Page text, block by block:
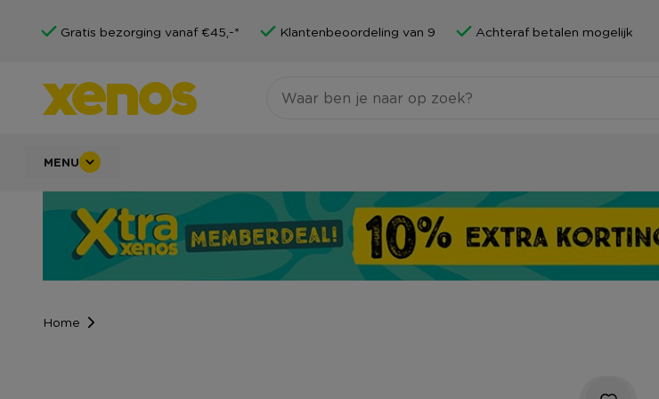
Gratis bezorging vanaf €45,-* Klantenbeoordeling van 9 Achteraf betalen mogelijk
MENU
Home